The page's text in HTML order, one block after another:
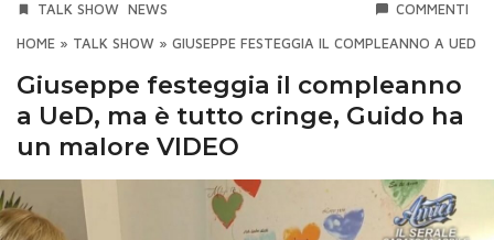
TALK SHOW NEWS COMMENTI
HOME » TALK SHOW » GIUSEPPE FESTEGGIA IL COMPLEANNO A
Giuseppe festeggia il compleanno
a UeD, ma è tutto cringe, Guido ha
un malore VIDEO